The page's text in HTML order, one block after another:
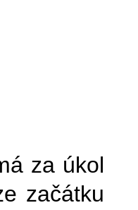
za úkol
začátku